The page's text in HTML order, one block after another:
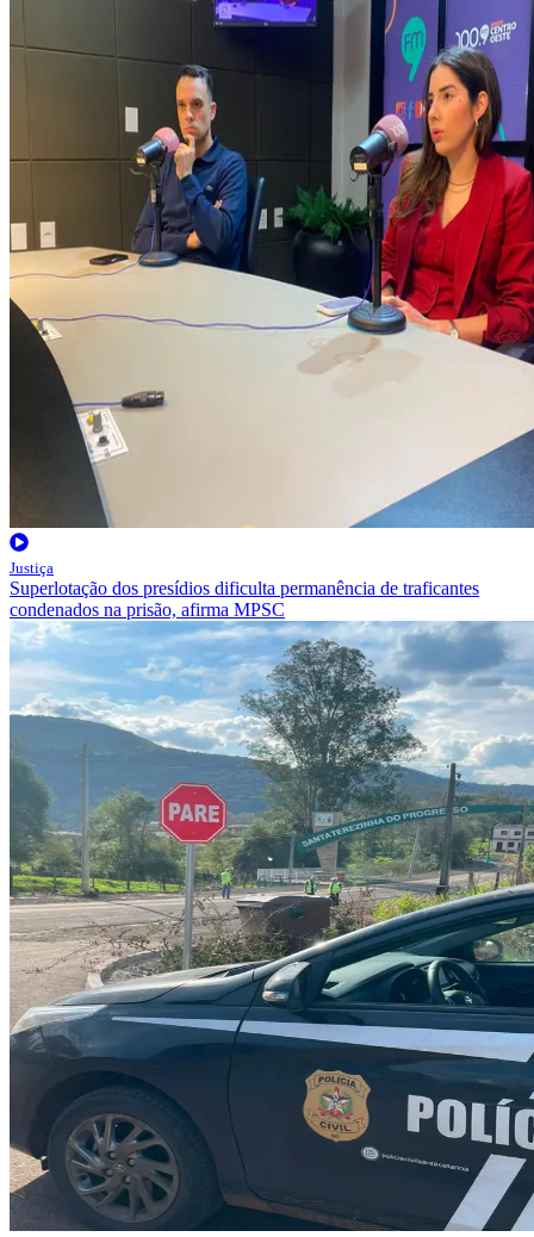
Justiça
Superlotação dos presídios dificulta permanência de traficantes
condenados na prisão, afirma MPSC